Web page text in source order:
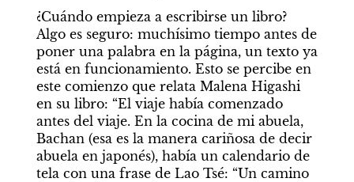
¿Cuándo empieza a escribirse un libro?
Algo es seguro: muchísimo tiempo antes de
poner una palabra en la página, un texto ya
está en funcionamiento. Esto se percibe en
este comienzo que relata Malena Higashi
en su libro: “El viaje había comenzado
antes del viaje. En la cocina de mi abuela,
Bachan (esa es la manera cariñosa de decir
abuela en japonés), había un calendario de
tela con una frase de Lao Tsé: “Un camino